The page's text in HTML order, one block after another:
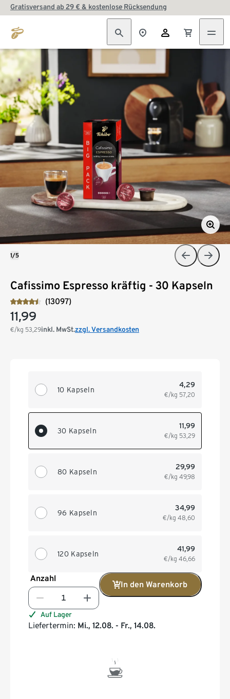
Gratisversand ab 29 € & kostenlose Rücksendung
Cafissimo Espresso kräftig - 30 Kapseln
(13097)
11,99
€/kg 53,29inkl. MwSt.zzgl. Versandkosten
10 Kapseln
4,29
€/kg 57,20
30 Kapseln
11,99
€/kg 53,29
80 Kapseln
29,99
€/kg 49,98
96 Kapseln
34,99
€/kg 48,60
120 Kapseln
41,99
€/kg 46,66
Anzahl
In den Warenkorb
Auf Lager
Liefertermin: Mi., 12.08. - Fr., 14.08.
1/5